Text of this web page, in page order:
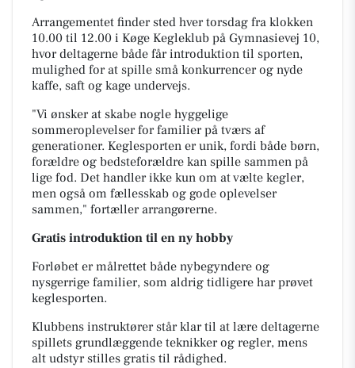
Arrangementet finder sted hver torsdag fra klokken
10.00 til 12.00 i Køge Kegleklub på Gymnasievej 10,
hvor deltagerne både får introduktion til sporten,
mulighed for at spille små konkurrencer og nyde
kaffe, saft og kage undervejs.
"Vi ønsker at skabe nogle hyggelige
sommeroplevelser for familier på tværs af
generationer. Keglesporten er unik, fordi både børn,
forældre og bedsteforældre kan spille sammen på
lige fod. Det handler ikke kun om at vælte kegler,
men også om fællesskab og gode oplevelser
sammen," fortæller arrangørerne.
Gratis introduktion til en ny hobby
Forløbet er målrettet både nybegyndere og
nysgerrige familier, som aldrig tidligere har prøvet
keglesporten.
Klubbens instruktører står klar til at lære deltagerne
spillets grundlæggende teknikker og regler, mens
alt udstyr stilles gratis til rådighed.